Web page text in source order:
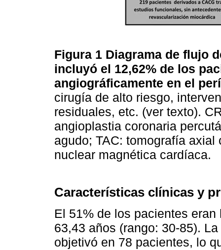
Figura 1 Diagrama de flujo
incluyó el 12,62% de los
angiográficamente en el
cirugía de alto riesgo,
residuales, etc. (ver texto).
angioplastia coronaria
agudo; TAC: tomografía
nuclear magnética cardíaca.
Características clínicas y
El 51% de los pacientes
63,43 años (rango: 30-85).
objetivó en 78 pacientes, lo